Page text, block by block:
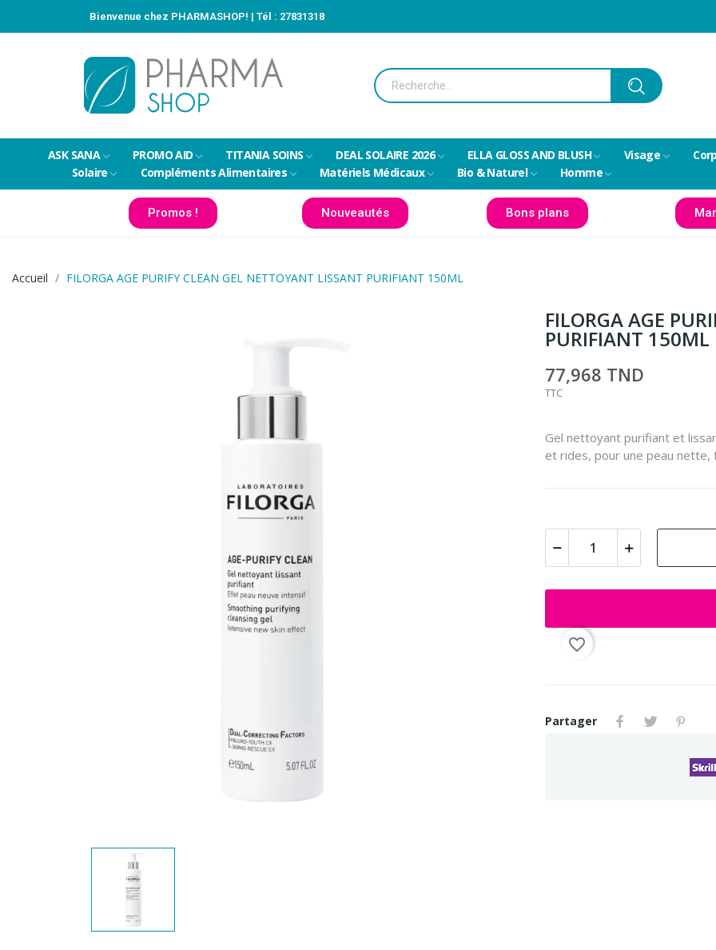
Bienvenue chez PHARMASHOP! | Tél : 27831318
ASK SANA PROMO AID TITANIA SOINS DEAL SOLAIRE 2026 ELLA GLOSS AND BLUSH Visage
Solaire
Compléments Alimentaires Matériels Médicaux Bio & Naturel Homme
Promos ! Nouveautés Bons plans
Accueil FILORGA AGE PURIFY CLEAN GEL NETTOYANT LISSANT PURIFIANT 150ML
FILORGA AGE
PURIFIANT 150ML
77,968 TND
TTC
Gel nettoyant purifiant et
et rides, pour une peau nette,
favorite_border
Partager